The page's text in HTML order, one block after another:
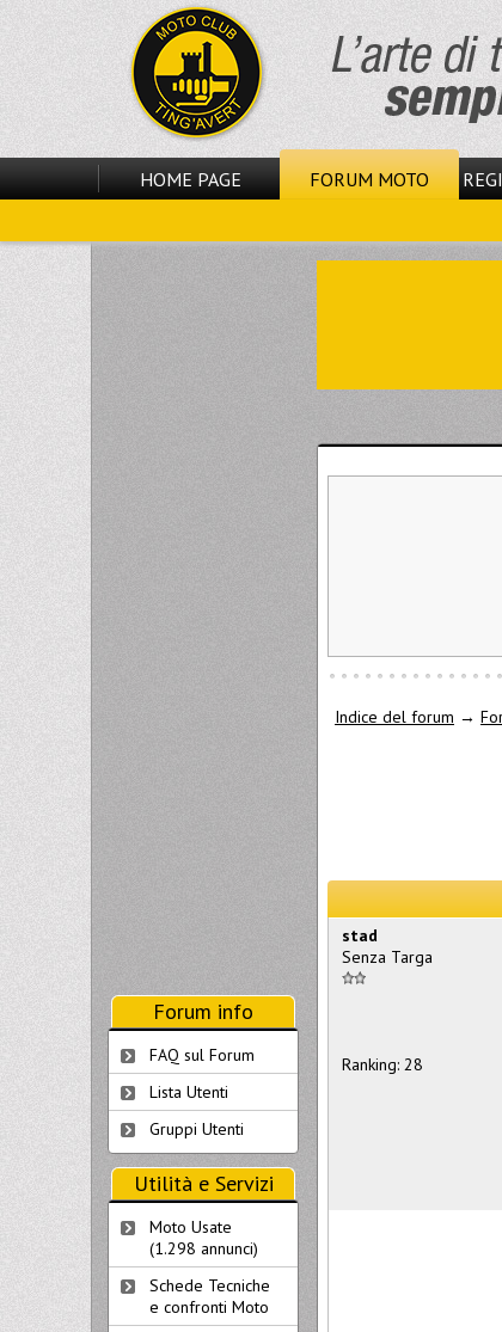
HOME PAGE FORUM MOTO
Indice del forum →
stad
Senza Targa
Ranking: 28
Forum info
FAQ sul Forum
Lista Utenti
Gruppi Utenti
Utilità e Servizi
Moto Usate
(1.298 annunci)
Schede Tecniche
e confronti Moto